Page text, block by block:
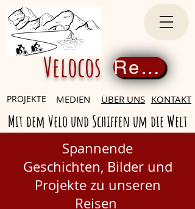
Velocos
Spannende
Geschichten, Bilder und
Projekte zu unseren
Reisen
Mit dem Velo und Schiffen um die Welt
Register now
PROJEKTE MEDIEN ÜBER UNS KONTAKT